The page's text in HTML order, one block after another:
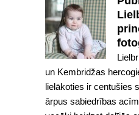
un Kembridžas
lielākoties ir centušies
ārpus sabiedrības